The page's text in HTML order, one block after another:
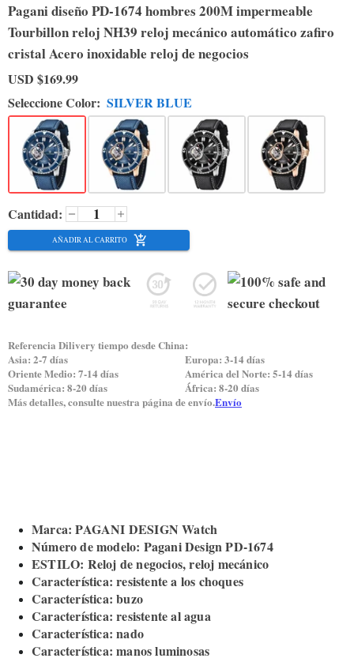
Pagani diseño PD-1674 hombres 200M impermeable
Tourbillon reloj NH39 reloj mecánico automático zafiro
cristal Acero inoxidable reloj de negocios
USD $169.99
Seleccione Color: SILVER BLUE
Cantidad:
AÑADIR AL CARRITO
Referencia Dilivery tiempo desde China:
Asia: 2-7 días
Europa: 3-14 días
Oriente Medio: 7-14 días
América del Norte: 5-14 días
Sudamérica: 8-20 días
África: 8-20 días
Más detalles, consulte nuestra página de envío.Envío
Marca: PAGANI DESIGN Watch
Número de modelo: Pagani Design PD-1674
ESTILO: Reloj de negocios, reloj mecánico
Característica: resistente a los choques
Característica: buzo
Característica: resistente al agua
Característica: nado
Característica: manos luminosas